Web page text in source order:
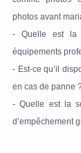
photos avant
- Quelle est la
équipements
- Est-ce qu’il
en cas de panne
- Quelle est la
d’empêchement